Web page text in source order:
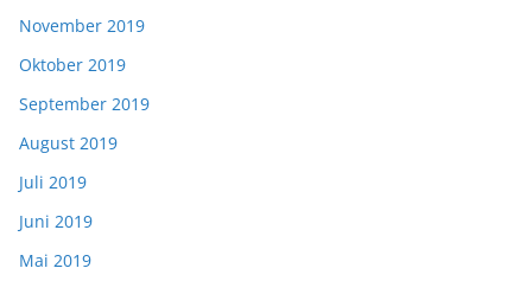
November 2019
Oktober 2019
September 2019
August 2019
Juli 2019
Juni 2019
Mai 2019